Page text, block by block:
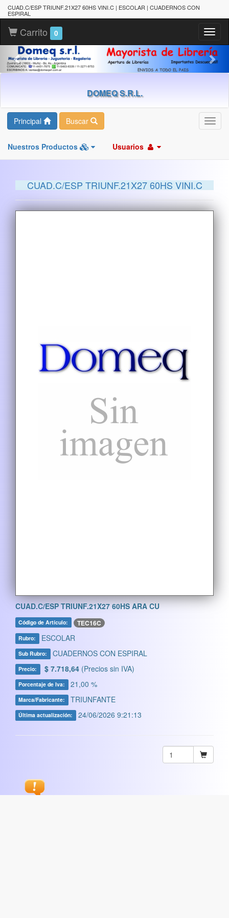
CUAD.C/ESP TRIUNF.21X27 60HS VINI.C | ESCOLAR | CUADERNOS CON
ESPIRAL
Carrito 0
DOMEQ S.R.L.
Principal Buscar
Nuestros Productos Usuarios
CUAD.C/ESP TRIUNF.21X27 60HS VINI.C
CUAD.C/ESP TRIUNF.21X27 60HS ARA CU
Código de Artículo: TEC16C
Rubro: ESCOLAR
Sub Rubro: CUADERNOS CON ESPIRAL
Precio: $ 7.718,64 (Precios sin IVA)
Porcentaje de Iva: 21,00 %
Marca/Fabricante: TRIUNFANTE
Última actualización: 24/06/2026 9:21:13